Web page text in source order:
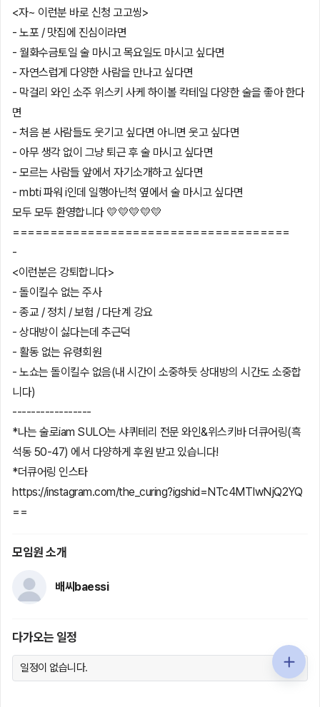
<자~ 이런분 바로 신청 고고씽>
- 노포 / 맛집에 진심이라면
- 월화수금토일 술 마시고 목요일도 마시고 싶다면
- 자연스럽게 다양한 사람을 만나고 싶다면
- 막걸리 와인 소주 위스키 사케 하이볼 칵테일 다양한 술을 좋아 한다
면
- 처음 본 사람들도 웃기고 싶다면 아니면 웃고 싶다면
- 아무 생각 없이 그냥 퇴근 후 술 마시고 싶다면
- 모르는 사람들 앞에서 자기소개하고 싶다면
- mbti 파워 i인데 일행아닌척 옆에서 술 마시고 싶다면
모두 모두 환영합니다 💛💛💛💛💛
=====================================
-
<이런분은 강퇴합니다>
- 돌이킬수 없는 주사
- 종교 / 정치 / 보험 / 다단계 강요
- 상대방이 싫다는데 추근덕
- 활동 없는 유령회원
- 노쇼는 돌이킬수 없음(내 시간이 소중하듯 상대방의 시간도 소중합
니다)
-----------------
*나는 술로iam SULO는 샤퀴테리 전문 와인&위스키바 더큐어링(흑
석동 50-47) 에서 다양하게 후원 받고 있습니다!
*더큐어링 인스타
https://instagram.com/the_curing?igshid=NTc4MTIwNjQ2YQ
==
모임원 소개
배씨baessi
다가오는 일정
일정이 없습니다.